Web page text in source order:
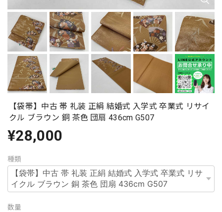
【袋帯】中古 帯 礼装 正絹 結婚式 入学式 卒業式 リサイ
クル ブラウン 銅 茶色 団扇 436cm G507
¥28,000
種類
数量